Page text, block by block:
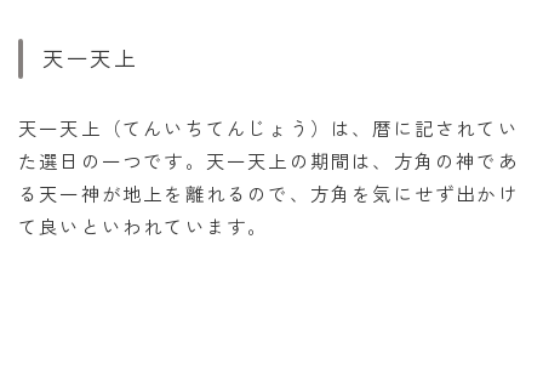
天一天上
天一天上（てんいちてんじょう）は、暦に記されてい
た選日の一つです。天一天上の期間は、方角の神であ
る天一神が地上を離れるので、方角を気にせず出かけ
て良いといわれています。